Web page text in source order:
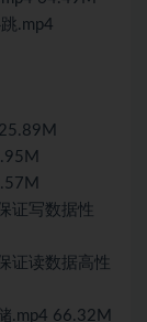
.mp4
证写数据性
证读数据高性
.mp4 66.32M